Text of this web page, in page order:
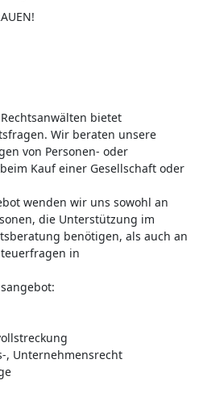
bietet
Wir beraten unsere
von Personen- oder
Kauf einer Gesellschaft oder
wenden wir uns sowohl an
die Unterstützung im
benötigen, als auch an
in
, Unternehmensrecht